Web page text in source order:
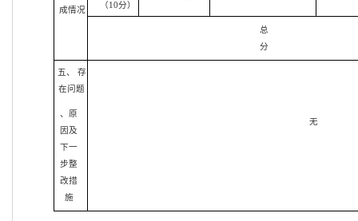
成情况
（10分）
总
分
五、 存
在问题
、原
因及
下一
步整
改措
施
无